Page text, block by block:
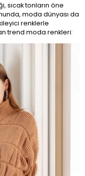
sıcak tonların öne
moda dünyası da
renklerle
trend moda renkleri: